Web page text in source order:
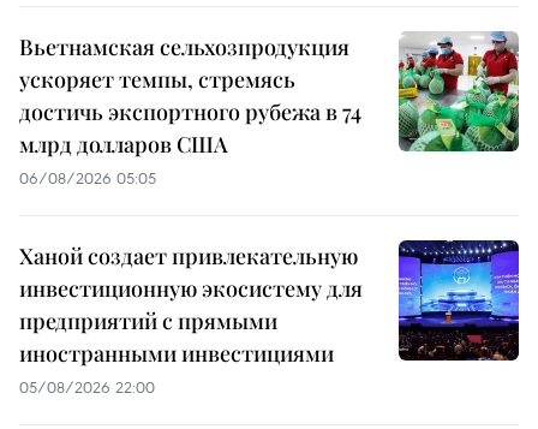
Вьетнамская сельхозпродукция
ускоряет темпы, стремясь
достичь экспортного рубежа в 74
млрд долларов США
06/08/2026 05:05
Ханой создает привлекательную
инвестиционную экосистему для
предприятий с прямыми
иностранными инвестициями
05/08/2026 22:00